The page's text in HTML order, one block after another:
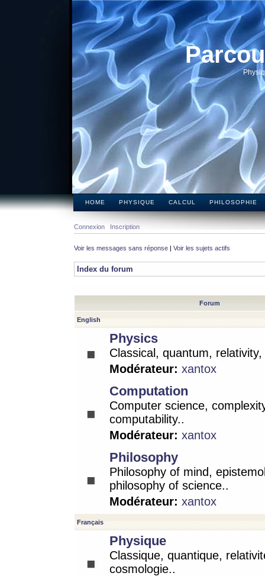
HOME PHYSIQUE CALCUL PHILOSOPHIE
Connexion Inscription
Voir les messages sans réponse | Voir les sujets actifs
Index du forum
Forum
English
Physics
Classical, quantum,
Modérateur: xantox
Computation
Computer science,
computability..
Modérateur: xantox
Philosophy
Philosophy of mind,
philosophy of science..
Modérateur: xantox
Français
Physique
Classique, quantique,
cosmologie..